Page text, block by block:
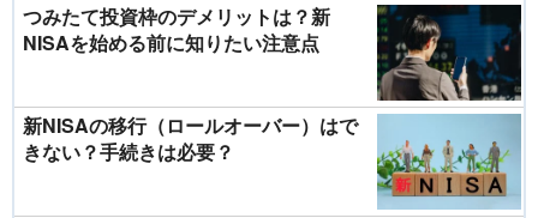
つみたて投資枠のデメリットは？新
NISAを始める前に知りたい注意点
新NISAの移行（ロールオーバー）はで
きない？手続きは必要？